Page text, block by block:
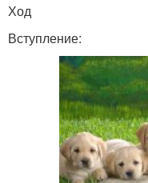
Ход
Вступление: